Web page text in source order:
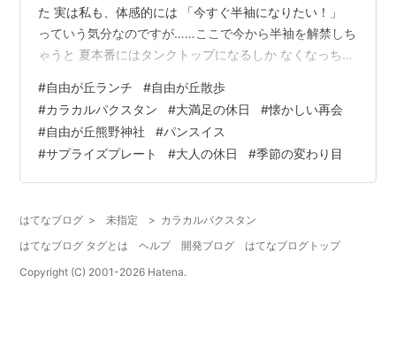
た 実は私も、体感的には 「今すぐ半袖になりたい！」
っていう気分なのですが……ここで今から半袖を解禁しち
ゃうと 夏本番にはタンクトップになるしか なくなっちゃ
踏みとどまってます( *´艸｀) 今年のGW、皆さまは いか
がお過ごしでしたか？ 私の職場はカレンダー通りでした
が 同僚たちの休暇はなんとも華やか！優雅にクルージン
グを楽しむ人や 「カラカルパクスタン」という 初めて耳
にする国へ旅立った強者も…🌍️✈️そんなお土産話に驚きな
#自由が丘ランチ #自由が丘散歩
#カラカルパクスタン #大満足の休日 #懐かしい再会
#自由が丘熊野神社 #パンスイス
#サプライズプレート #大人の休日 #季節の変わり目
はてなブログ > 未指定 > カラカルパクスタン
はてなブログ タグとは
ヘルプ 開発ブログ
はてなブログトップ
Copyright (C) 2001-2026 Hatena.